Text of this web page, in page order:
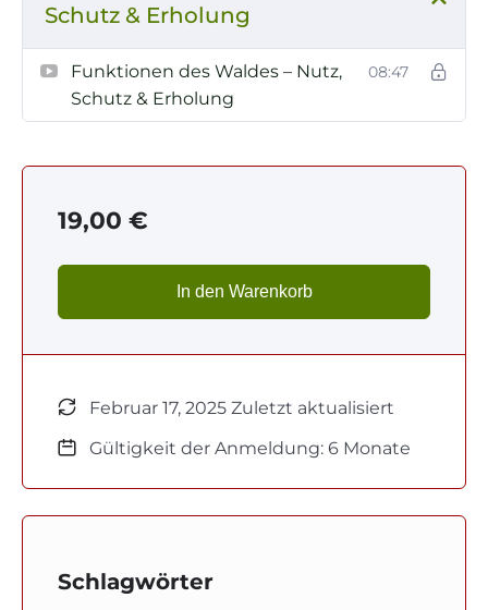
Schutz & Erholung
Funktionen des Waldes – Nutz,
Schutz & Erholung
08:47
19,00 €
In den Warenkorb
Februar 17, 2025 Zuletzt aktualisiert
Gültigkeit der Anmeldung: 6 Monate
Schlagwörter